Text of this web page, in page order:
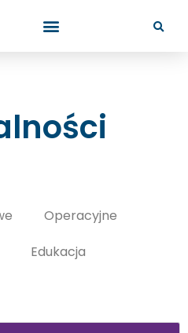
Operacyjne
Edukacja